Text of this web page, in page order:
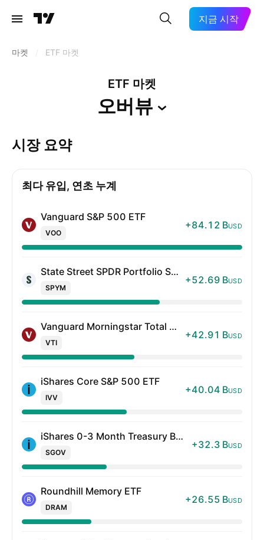
지금 시작
마켓 ETF 마켓
ETF 마켓
오버뷰
시장 요약
최다 유입, 연초 누계
Vanguard S&P 500 ETF
VOO
+84.12 BUSD
State Street SPDR Portfolio S&P 500 ETF
SPYM
+52.69 BUSD
Vanguard Morningstar Total Stock Market ETF
VTI
+42.91 BUSD
iShares Core S&P 500 ETF
IVV
+40.04 BUSD
iShares 0-3 Month Treasury Bond ETF
SGOV
+32.3 BUSD
Roundhill Memory ETF
DRAM
+26.55 BUSD